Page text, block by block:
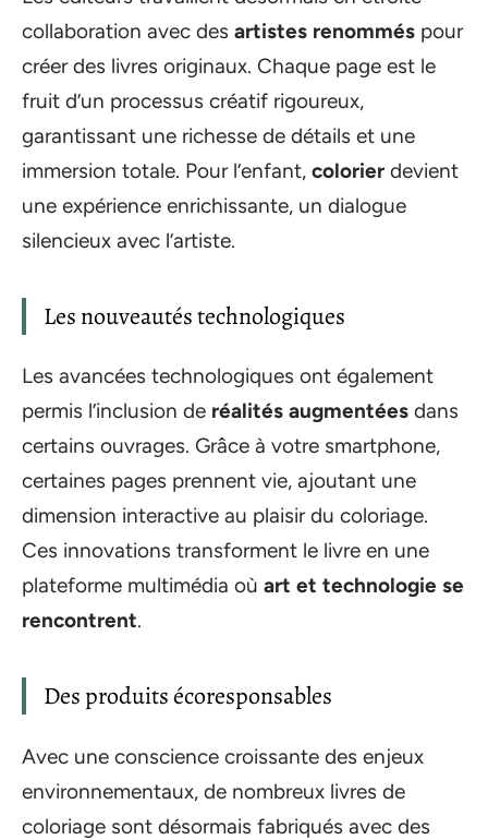
collaboration avec des artistes renommés pour
créer des livres originaux. Chaque page est le
fruit d’un processus créatif rigoureux,
garantissant une richesse de détails et une
immersion totale. Pour l’enfant, colorier devient
une expérience enrichissante, un dialogue
silencieux avec l’artiste.
Les nouveautés technologiques
Les avancées technologiques ont également
permis l’inclusion de réalités augmentées dans
certains ouvrages. Grâce à votre smartphone,
certaines pages prennent vie, ajoutant une
dimension interactive au plaisir du coloriage.
Ces innovations transforment le livre en une
plateforme multimédia où art et technologie se
rencontrent.
Des produits écoresponsables
Avec une conscience croissante des enjeux
environnementaux, de nombreux livres de
coloriage sont désormais fabriqués avec des